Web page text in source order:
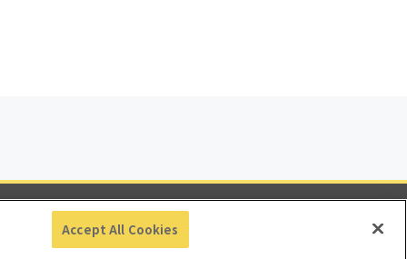
リティ
Accept All Cookies